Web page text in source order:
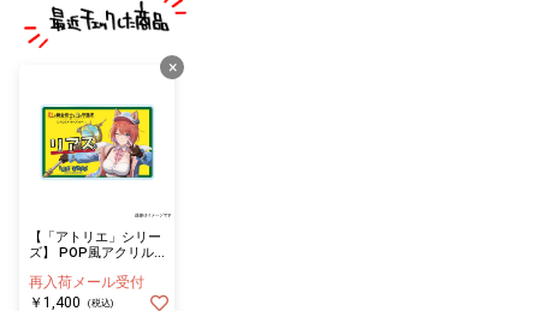
×
【「アトリエ」シリー
ズ】 POP風アクリル
再入荷メール受付
￥1,400
(税込)